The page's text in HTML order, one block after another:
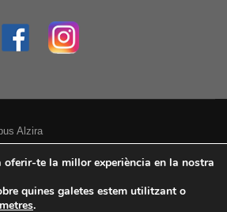
Alzira
oferir-te la millor experiència en la nostra
quines galetes estem utilitzant o
.